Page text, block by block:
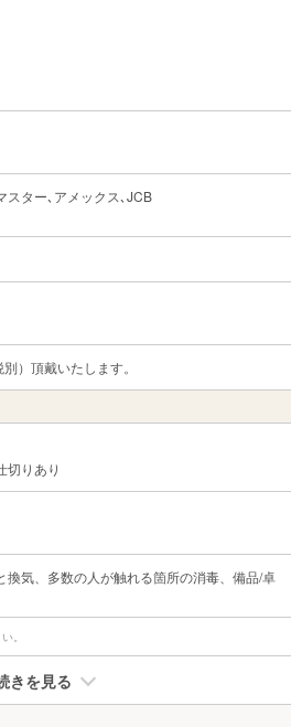
スター､アメックス､JCB
）頂戴いたします。
切りあり
換気、多数の人が触れる箇所の消毒、備品/卓
。
きを見る